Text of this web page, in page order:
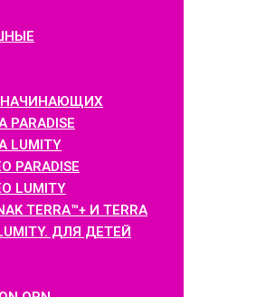
PARADISE
LUMITY
PARADISE
LUMITY
TERRA™+ И TERRA
ДЛЯ ДЕТЕЙ